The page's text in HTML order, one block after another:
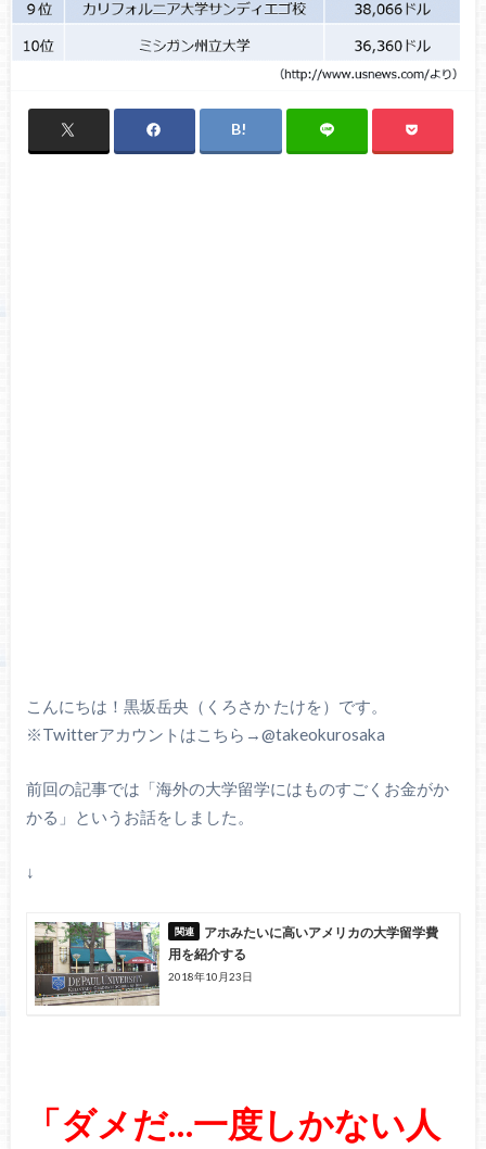
こんにちは！黒坂岳央（くろさか たけを）です。
※Twitterアカウントはこちら→@takeokurosaka
前回の記事では「海外の大学留学にはものすごくお金がか
かる」というお話をしました。
↓
アホみたいに高いアメリカの大学留学費
用を紹介する
2018年10月23日
「ダメだ…一度しかない人